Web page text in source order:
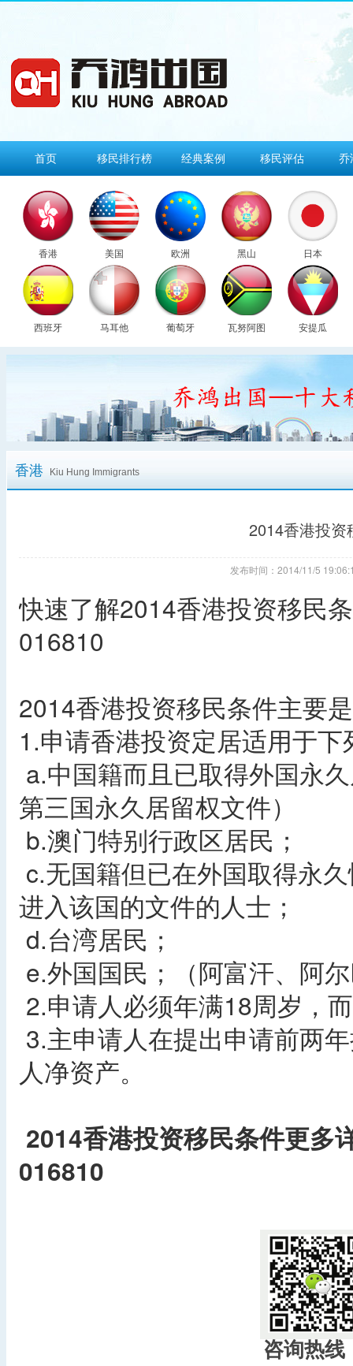
首页 移民排行榜 经典案例 移民评估 乔
香港 美国 欧洲 黑山 日本
西班牙 马耳他 葡萄牙 瓦努阿图 安提瓜
香港 Kiu Hung Immigrants
2014香港投
发布时间：2014/11/5
快速了解2014香港投资移民
016810
2014香港投资移民条件主要
1.申请香港投资定居适用于下
a.中国籍而且已取得外国永
第三国永久居留权文件）
b.澳门特别行政区居民；
c.无国籍但已在外国取得永
进入该国的文件的人士；
d.台湾居民；
e.外国国民；（阿富汗、阿
2.申请人必须年满18周岁，
3.主申请人在提出申请前两
人净资产。
2014香港投资移民条件更多
016810
咨询热线